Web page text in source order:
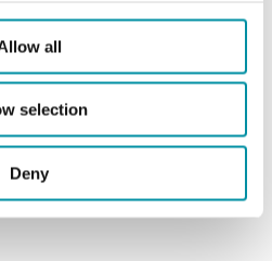
all
selection
Deny
Acciaio inossidabile, EN
1.4301 (AISI 304)